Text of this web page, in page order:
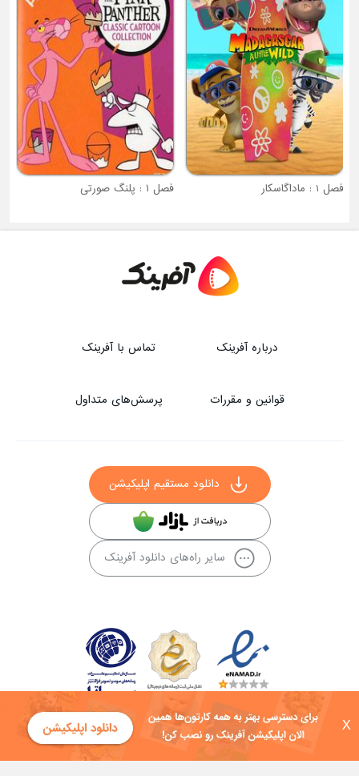
X
فصل 1 : ماداگاسکار فصل ۱ : پلنگ صورتی
درباره آفرینک تماس با آفرینک
قوانین و مقررات پرسش‌های متداول
دانلود مستقیم اپلیکیشن
سایر راه‌های دانلود آفرینک
کلیه حقوق این سایت به شرکت توسعه فناوی هفت آسمان توکان تعلق دارد و